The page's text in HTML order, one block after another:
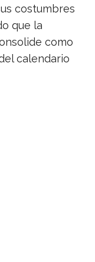
costumbres
que la
como
calendario